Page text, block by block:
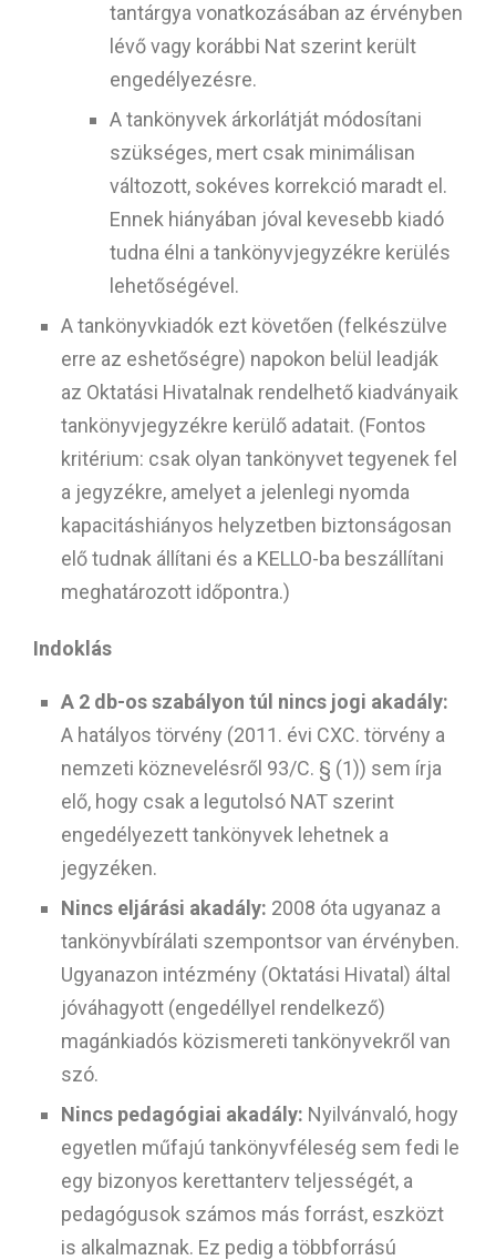
tantárgya vonatkozásában az érvényben
lévő vagy korábbi Nat szerint került
engedélyezésre.
A tankönyvek árkorlátját módosítani
szükséges, mert csak minimálisan
változott, sokéves korrekció maradt el.
Ennek hiányában jóval kevesebb kiadó
tudna élni a tankönyvjegyzékre kerülés
lehetőségével.
A tankönyvkiadók ezt követően (felkészülve
erre az eshetőségre) napokon belül leadják
az Oktatási Hivatalnak rendelhető kiadványaik
tankönyvjegyzékre kerülő adatait. (Fontos
kritérium: csak olyan tankönyvet tegyenek fel
a jegyzékre, amelyet a jelenlegi nyomda
kapacitáshiányos helyzetben biztonságosan
elő tudnak állítani és a KELLO-ba beszállítani
meghatározott időpontra.)
Indoklás
A 2 db-os szabályon túl nincs jogi akadály:
A hatályos törvény (2011. évi CXC. törvény a
nemzeti köznevelésről 93/C. § (1)) sem írja
elő, hogy csak a legutolsó NAT szerint
engedélyezett tankönyvek lehetnek a
jegyzéken.
Nincs eljárási akadály: 2008 óta ugyanaz a
tankönyvbírálati szempontsor van érvényben.
Ugyanazon intézmény (Oktatási Hivatal) által
jóváhagyott (engedéllyel rendelkező)
magánkiadós közismereti tankönyvekről van
szó.
Nincs pedagógiai akadály: Nyilvánvaló, hogy
egyetlen műfajú tankönyvféleség sem fedi le
egy bizonyos kerettanterv teljességét, a
pedagógusok számos más forrást, eszközt
is alkalmaznak. Ez pedig a többforrású